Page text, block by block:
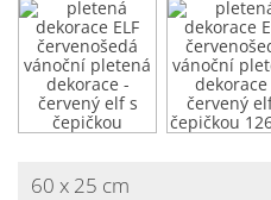
60 x 25 cm